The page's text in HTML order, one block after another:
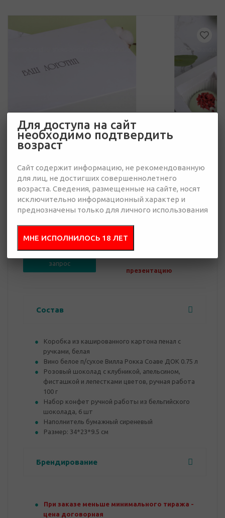
запрос
презентацию
Состав
Коробка из кашированного картона пенал с
ручками, белая
Вино белое п/сухое Вилла Рокка Соаве ДОК 0.75 л
Розовый шоколад с клубникой, апельсином,
фисташкой и лепестками цветов, ручная работа
100 г
Набор конфет ручной работы из бельгийского
шоколада, 6 шт
Наполнитель бумажный сиреневый
Размер: 34*23*9.5 см
Брендирование
При заказе меньше минимального тиража -
цена договорная
Для доступа на сайт
необходимо подтвердить
возраст
Сайт содержит информацию, не рекомендованную
для лиц, не достигших совершеннолетнего
возраста. Сведения, размещенные на сайте, носят
исключительно информационный характер и
преднозначены только для личного использования
МНЕ ИСПОЛНИЛОСЬ 18 ЛЕТ